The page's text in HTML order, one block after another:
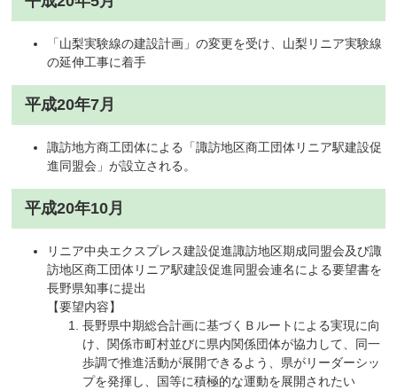
「山梨実験線の建設計画」の変更を受け、山梨リニア実験線
の延伸工事に着手
平成20年7月
諏訪地方商工団体による「諏訪地区商工団体リニア駅建設促
進同盟会」が設立される。
平成20年10月
リニア中央エクスプレス建設促進諏訪地区期成同盟会及び諏
訪地区商工団体リニア駅建設促進同盟会連名による要望書を
長野県知事に提出
【要望内容】
長野県中期総合計画に基づくＢルートによる実現に向
け、関係市町村並びに県内関係団体が協力して、同一
歩調で推進活動が展開できるよう、県がリーダーシッ
プを発揮し、国等に積極的な運動を展開されたい